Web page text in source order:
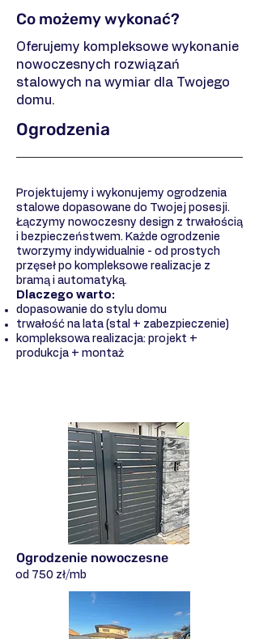
Co możemy wykonać?
Oferujemy kompleksowe wykonanie
nowoczesnych rozwiązań
stalowych na wymiar dla Twojego
domu.
Ogrodzenia
Projektujemy i wykonujemy ogrodzenia
stalowe dopasowane do Twojej posesji.
Łączymy nowoczesny design z trwałością
i bezpieczeństwem. Każde ogrodzenie
tworzymy indywidualnie - od prostych
przęseł po kompleksowe realizacje z
bramą i automatyką.
Dlaczego warto:
dopasowanie do stylu domu
trwałość na lata (stal + zabezpieczenie)
kompleksowa realizacja: projekt +
produkcja + montaż
Ogrodzenie nowoczesne
od 750 zł/mb